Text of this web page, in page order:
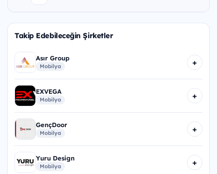
Takip Edebileceğin Şirketler
Asır Group
Mobilya +
EXVEGA
Mobilya +
GençDoor
Mobilya +
Yuru Design
Mobilya +